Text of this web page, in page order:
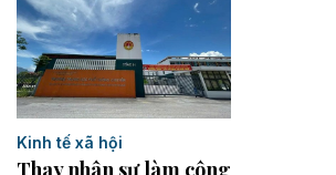
Kinh tế xã hội